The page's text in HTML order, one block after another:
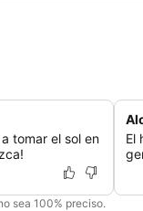
tomar el sol en
El
sea 100% preciso.